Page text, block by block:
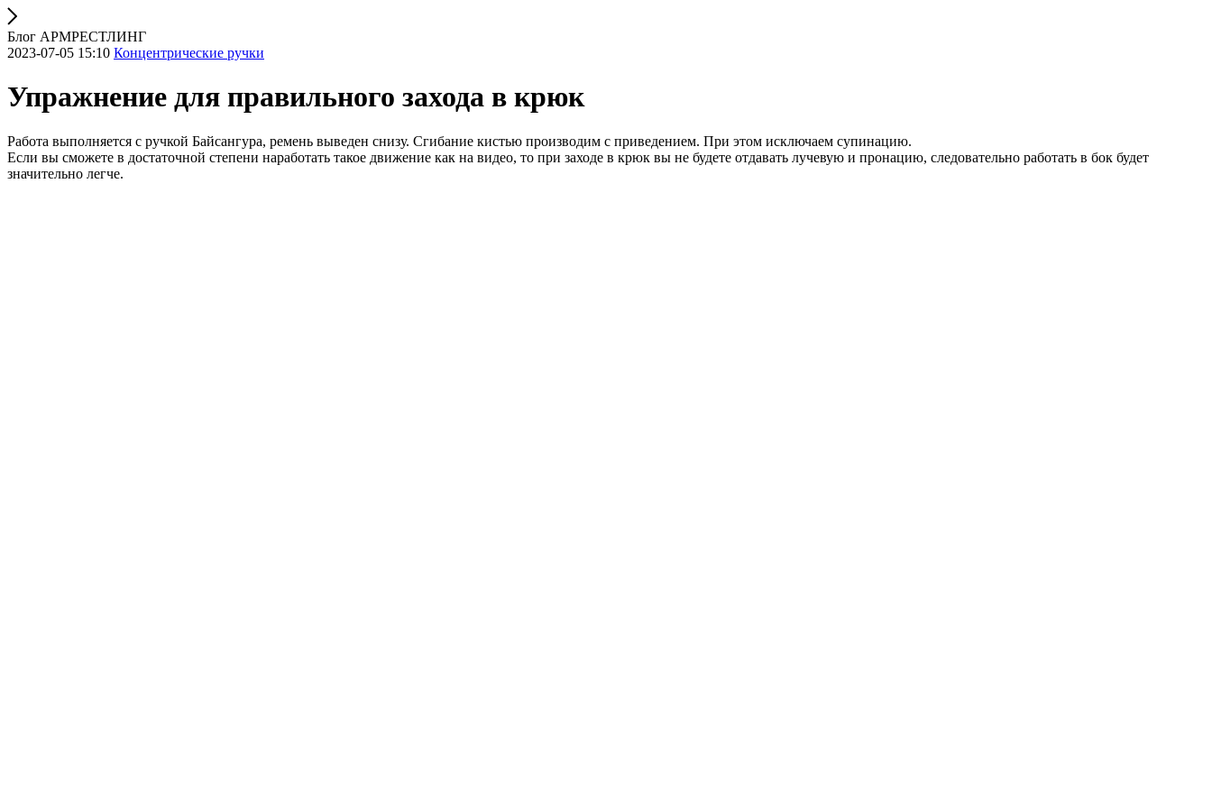
Блог АРМРЕСТЛИНГ
2023-07-05 15:10 Концентрические ручки
Упражнение для правильного захода в крюк
Работа выполняется с ручкой Байсангура, ремень выведен снизу. Сгибание кистью производим с приведением. При этом исключаем супинацию.
Если вы сможете в достаточной степени наработать такое движение как на видео, то при заходе в крюк вы не будете отдавать лучевую и пронацию, следовательно работать в бок будет
значительно легче.